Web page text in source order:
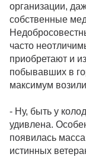
организации,
собственные
часто
приобретают и
побывавших в
максимум возили
- Ну, быть у
удивлена.
появилась
истинных